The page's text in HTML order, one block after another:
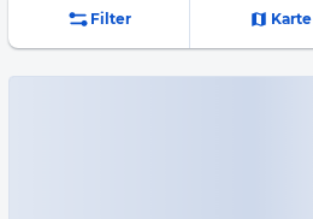
Filter Karte